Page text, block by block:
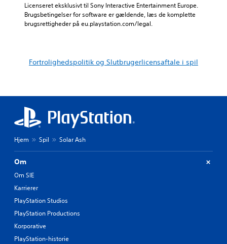
Licenseret eksklusivt til Sony Interactive Entertainment Europe.
Brugsbetingelser for software er gældende, læs de komplette
brugsrettigheder på eu.playstation.com/legal.
Fortrolighedspolitik og Slutbrugerlicensaftale i spil
Hjem Spil Solar Ash
Om
Om SIE
Karrierer
PlayStation Studios
PlayStation Productions
Korporative
PlayStation-historie